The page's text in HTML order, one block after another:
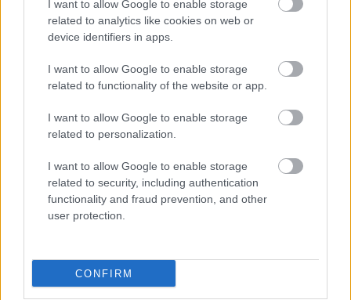
I want to allow Google to enable storage
related to analytics like cookies on web or
device identifiers in apps.
I want to allow Google to enable storage
related to functionality of the website or app.
I want to allow Google to enable storage
related to personalization.
I want to allow Google to enable storage
related to security, including authentication
functionality and fraud prevention, and other
user protection.
CONFIRM
Πέρα από τη Λισαβόνα: 10 μαγευτικοί προορισμοί